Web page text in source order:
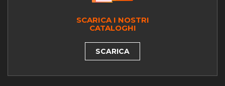
SCARICA I NOSTRI
CATALOGHI
SCARICA